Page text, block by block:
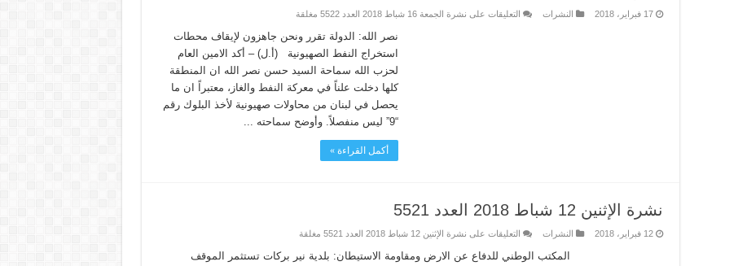
17 فبراير، 2018 النشرات التعليقات على نشرة الجمعة 16 شباط 2018 العدد 5522 مغلقة
نصر الله: الدولة تقرر ونحن جاهزون لإيقاف محطات
استخراج النفط الصهيونية (أ.ل) – أكد الامين العام
لحزب الله سماحة السيد حسن نصر الله ان المنطقة
كلها دخلت علناً في معركة النفط والغاز، معتبراً ان ما
يحصل في لبنان من محاولات صهيونية لأخذ البلوك رقم
“9” ليس منفصلاً. وأوضح سماحته ...
أكمل القراءة »
نشرة الإثنين 12 شباط 2018 العدد 5521
12 فبراير، 2018 النشرات التعليقات على نشرة الإثنين 12 شباط 2018 العدد 5521 مغلقة
المكتب الوطني للدفاع عن الارض ومقاومة الاستيطان: بلدية نير بركات تستثمر الموقف